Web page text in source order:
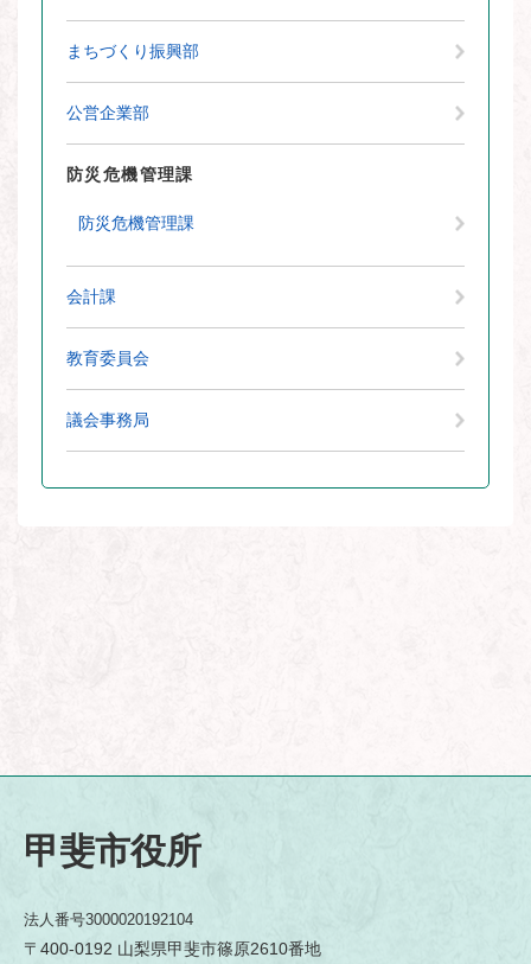
まちづくり振興部
公営企業部
防災危機管理課
防災危機管理課
会計課
教育委員会
議会事務局
甲斐市役所
法人番号3000020192104
〒400-0192 山梨県甲斐市篠原2610番地